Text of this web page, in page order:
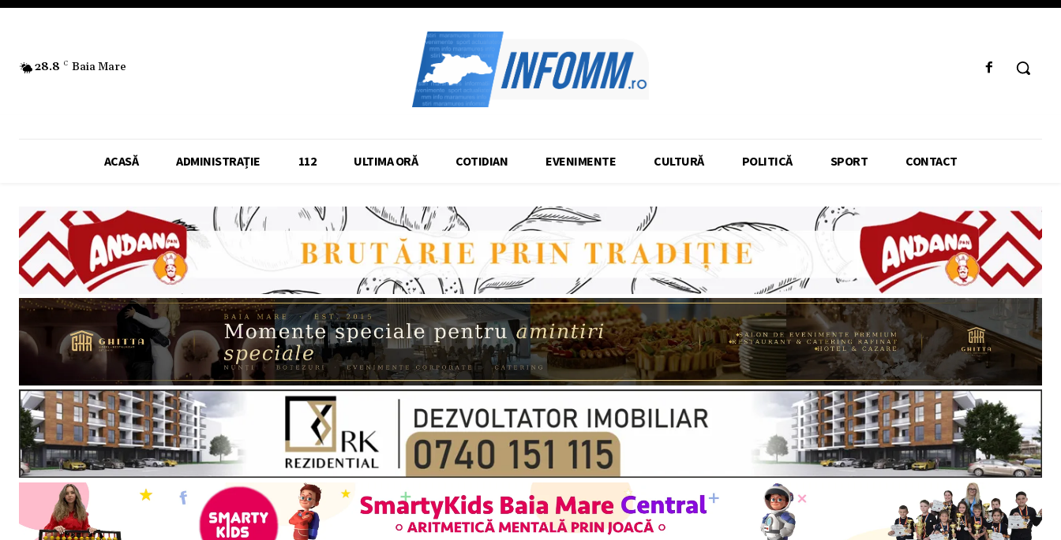
28.8 C Baia Mare
ACASĂ ADMINISTRAȚIE 112 ULTIMA ORĂ COTIDIAN EVENIMENTE CULTURĂ POLITICĂ SPORT CONTACT